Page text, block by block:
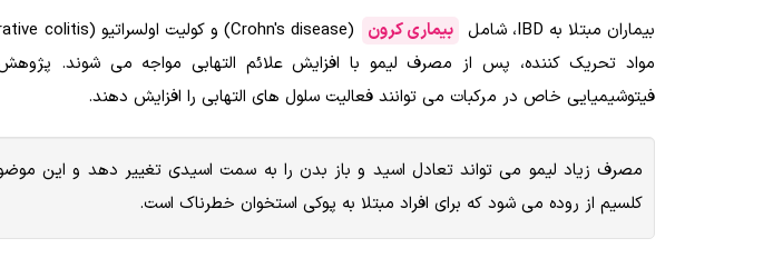
بیماران مبتلا به IBD، شامل بیماری کرون
مواد تحریک کننده، پس از مصرف لیمو با افزایش علائم التهابی مواجه می شوند.
فیتوشیمیایی خاص در مرکبات می توانند فعالیت سلول های التهابی را افزایش دهند.
مصرف زیاد لیمو می تواند تعادل اسید و باز بدن را به سمت اسیدی تغییر دهد و این
کلسیم از روده می شود که برای افراد مبتلا به پوکی استخوان خطرناک است.